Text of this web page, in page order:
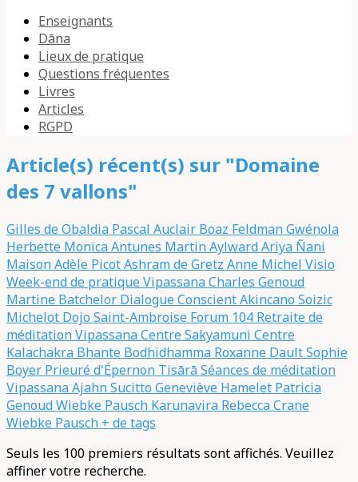
Enseignants
Dāna
Lieux de pratique
Questions fréquentes
Livres
Articles
RGPD
Article(s) récent(s) sur "Domaine
des 7 vallons"
Gilles de Obaldia Pascal Auclair Boaz FeldmanGwénola
Herbette Monica Antunes Martin AylwardAriya Ñani
Maison Adèle PicotAshram de Gretz Anne Michel Visio
Week-end de pratique VipassanaCharles Genoud
Martine Batchelor Dialogue ConscientAkincano Soizic
Michelot Dojo Saint-Ambroise Forum 104 Retraite de
méditation VipassanaCentre Sakyamuni Centre
Kalachakra Bhante Bodhidhamma Roxanne DaultSophie
Boyer Prieuré d'Épernon TisārāSéances de méditation
VipassanaAjahn Sucitto Geneviève Hamelet Patricia
GenoudWiebke Pausch Karunavira Rebecca Crane
Wiebke Pausch + de tags
Seuls les 100 premiers résultats sont affichés. Veuillez
affiner votre recherche.